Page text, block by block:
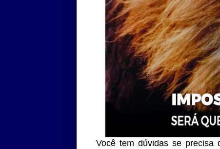
Você tem dúvidas se precisa